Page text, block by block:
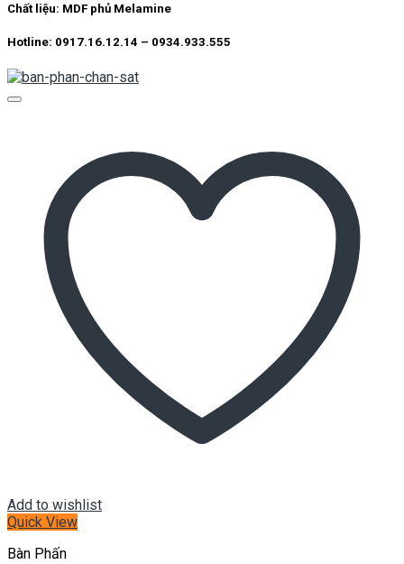
Chất liệu: MDF phủ Melamine
Hotline: 0917.16.12.14 – 0934.933.555
Add to wishlist
Quick View
Bàn Phấn